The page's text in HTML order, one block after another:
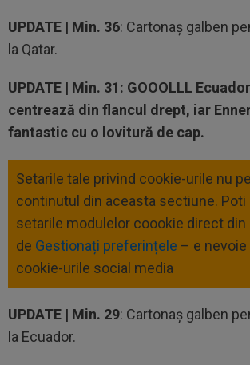
UPDATE | Min. 36: Cartonaș galben
la Qatar.
UPDATE | Min. 31: GOOOLLL
centrează din flancul drept, iar
fantastic cu o lovitură de cap.
Setarile tale privind cookie-urile nu
continutul din aceasta sectiune. Poti
setarile modulelor coookie direct
de Gestionați preferințele – e
cookie-urile social media
UPDATE | Min. 29: Cartonaș galben
la Ecuador.